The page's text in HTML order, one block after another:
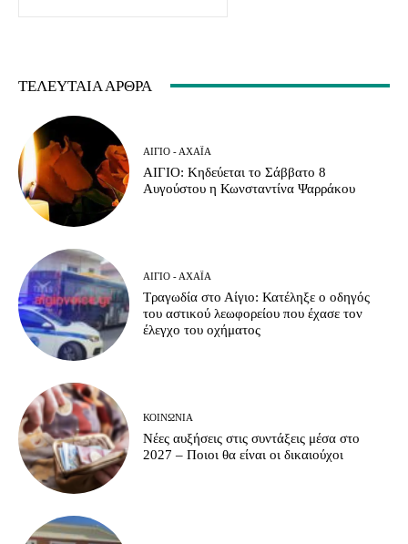
ΤΕΛΕΥΤΑΊΑ ΆΡΘΡΑ
ΑΊΓΙΟ - ΑΧΑΪ́Α
ΑΙΓΙΟ: Κηδεύεται το Σάββατο 8
Αυγούστου η Κωνσταντίνα Ψαρράκου
ΑΊΓΙΟ - ΑΧΑΪ́Α
Τραγωδία στο Αίγιο: Κατέληξε ο οδηγός
του αστικού λεωφορείου που έχασε τον
έλεγχο του οχήματος
ΚΟΙΝΩΝΊΑ
Νέες αυξήσεις στις συντάξεις μέσα στο
2027 – Ποιοι θα είναι οι δικαιούχοι